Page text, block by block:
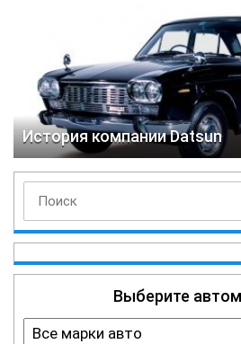
История компании Datsun
Выберите